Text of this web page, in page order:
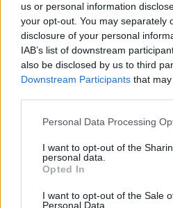
us or personal information
your opt-out. You may separately
disclosure of your personal
IAB’s list of downstream
also be disclosed by us to third
Downstream Participants that
Please note that this website/app
not limited to your visit or usage
grant or deny consent to Google
use your data for below specified
consent section.
Personal Data Processing
I want to opt-out of the
personal data.
Opted In
I want to opt-out of the Sale
Personal Data.
Notizie in
Entra nel